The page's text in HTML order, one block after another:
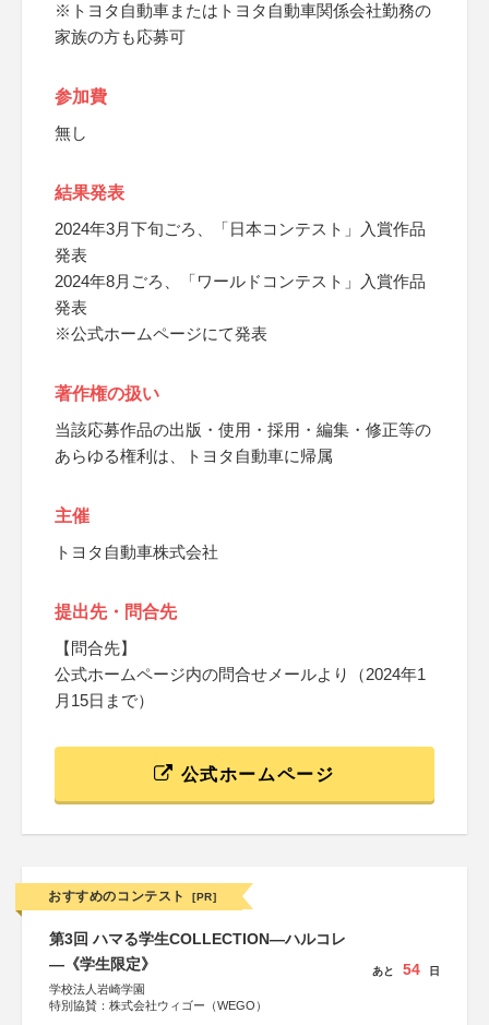
※トヨタ自動車またはトヨタ自動車関係会社勤務の
家族の方も応募可
参加費
無し
結果発表
2024年3月下旬ごろ、「日本コンテスト」入賞作品
発表
2024年8月ごろ、「ワールドコンテスト」入賞作品
発表
※公式ホームページにて発表
著作権の扱い
当該応募作品の出版・使用・採用・編集・修正等の
あらゆる権利は、トヨタ自動車に帰属
主催
トヨタ自動車株式会社
提出先・問合先
【問合先】
公式ホームページ内の問合せメールより（2024年1
⽉15⽇まで）
公式ホームページ
おすすめのコンテスト [PR]
第3回 ハマる学生COLLECTION―ハルコレ
―《学生限定》
学校法人岩崎学園
特別協賛：株式会社ウィゴー（WEGO）
あと 54 日